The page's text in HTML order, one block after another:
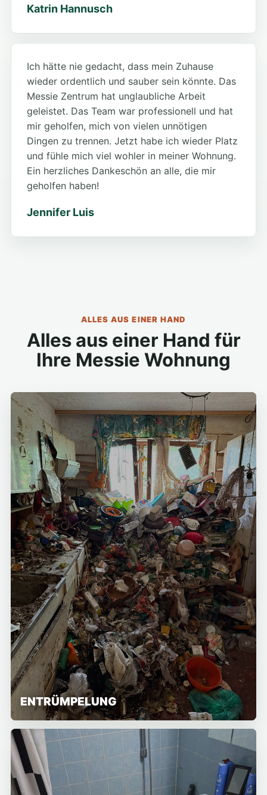
Katrin Hannusch
Ich hätte nie gedacht, dass mein Zuhause
wieder ordentlich und sauber sein könnte. Das
Messie Zentrum hat unglaubliche Arbeit
geleistet. Das Team war professionell und hat
mir geholfen, mich von vielen unnötigen
Dingen zu trennen. Jetzt habe ich wieder Platz
und fühle mich viel wohler in meiner Wohnung.
Ein herzliches Dankeschön an alle, die mir
geholfen haben!
Jennifer Luis
ALLES AUS EINER HAND
Alles aus einer Hand für
Ihre Messie Wohnung
ENTRÜMPELUNG